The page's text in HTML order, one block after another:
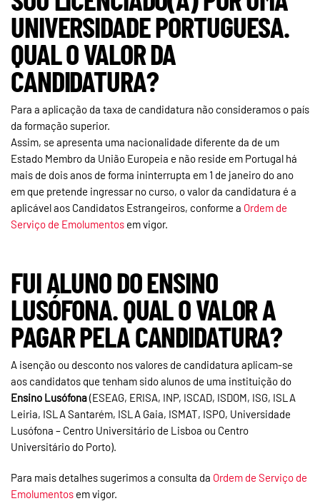
UNIVERSIDADE PORTUGUESA.
QUAL O VALOR DA
CANDIDATURA?
Para a aplicação da taxa de candidatura não consideramos o país
da formação superior.
Assim, se apresenta uma nacionalidade diferente da de um
Estado Membro da União Europeia e não reside em Portugal há
mais de dois anos de forma ininterrupta em 1 de janeiro do ano
em que pretende ingressar no curso, o valor da candidatura é a
aplicável aos Candidatos Estrangeiros, conforme a Ordem de
Serviço de Emolumentos em vigor.
FUI ALUNO DO ENSINO
LUSÓFONA. QUAL O VALOR A
PAGAR PELA CANDIDATURA?
A isenção ou desconto nos valores de candidatura aplicam-se
aos candidatos que tenham sido alunos de uma instituição do
Ensino Lusófona(ESEAG, ERISA, INP, ISCAD, ISDOM, ISG, ISLA
Leiria, ISLA Santarém, ISLA Gaia, ISMAT, ISPO, Universidade
Lusófona – Centro Universitário de Lisboa ou Centro
Universitário do Porto).
Para mais detalhes sugerimos a consulta da Ordem de Serviço de
Emolumentos em vigor.